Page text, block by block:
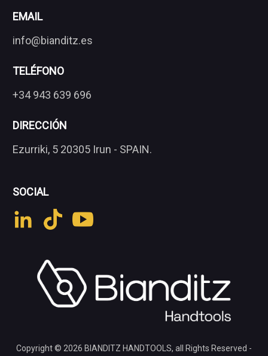
EMAIL
info@bianditz.es
TELÉFONO
+34 943 639 696
DIRECCIÓN
Ezurriki, 5 20305 Irun - SPAIN.
SOCIAL
Copyright © 2026 BIANDITZ HANDTOOLS, all Rights Reserved -